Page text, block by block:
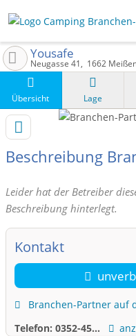
Yousafe
Neugasse 41 1662
Übersicht Lage
Beschreibung
Leider hat der Betreiber
Beschreibung hinterlegt.
Kontakt
Branchen-Partner auf
Telefon: 0352-45...